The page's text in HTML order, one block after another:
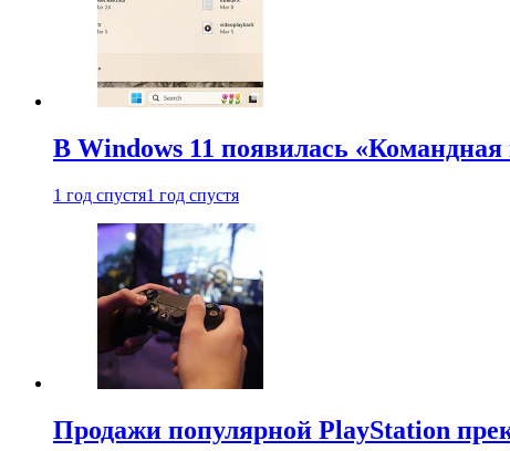
В Windows 11 появилась
1 год спустя1 год спустя
Продажи популярной PlayStation